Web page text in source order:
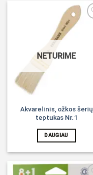
NETURIME
Akvarelinis, ožkos šerių
teptukas Nr.1
DAUGIAU